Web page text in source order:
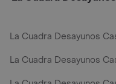
La Cuadra Desayunos
La Cuadra Desayunos